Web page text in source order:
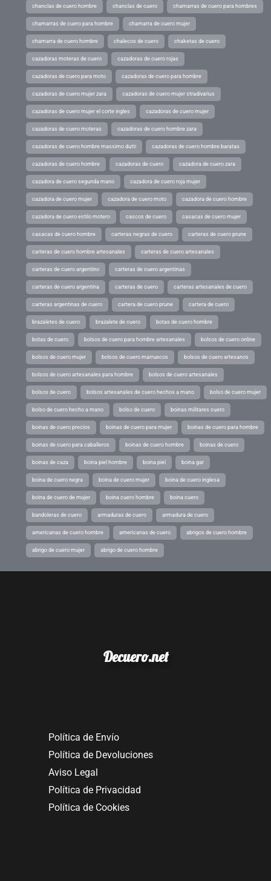
chanclas de cuero hombre chanclas de cuero chamarras de cuero para hombres
chamarras de cuero para hombre chamarra de cuero mujer
chamarra de cuero hombre chalecos de cuero chaketas de cuero
cazadoras moteras de cuero cazadoras de cuero rojas
cazadoras de cuero para moto cazadoras de cuero para hombre
cazadoras de cuero mujer zara cazadoras de cuero mujer stradivarius
cazadoras de cuero mujer el corte ingles cazadoras de cuero mujer
cazadoras de cuero moteras cazadoras de cuero hombre zara
cazadoras de cuero hombre massimo dutti cazadoras de cuero hombre baratas
cazadoras de cuero hombre cazadoras de cuero cazadora de cuero zara
cazadora de cuero segunda mano cazadora de cuero roja mujer
cazadora de cuero mujer cazadora de cuero moto cazadora de cuero hombre
cazadora de cuero estilo motero cascos de cuero casacas de cuero mujer
casacas de cuero hombre carteras negras de cuero carteras de cuero prune
carteras de cuero hombre artesanales carteras de cuero artesanales
carteras de cuero argentino carteras de cuero argentinas
carteras de cuero argentina carteras de cuero carteras artesanales de cuero
carteras argentinas de cuero cartera de cuero prune cartera de cuero
brazaletes de cuero brazalete de cuero botas de cuero hombre
botas de cuero bolsos de cuero para hombre artesanales bolsos de cuero online
bolsos de cuero mujer bolsos de cuero marruecos bolsos de cuero artesanos
bolsos de cuero artesanales para hombre bolsos de cuero artesanales
bolsos de cuero bolsos artesanales de cuero hechos a mano bolso de cuero mujer
bolso de cuero hecho a mano bolso de cuero boinas militares cuero
boinas de cuero precios boinas de cuero para mujer boinas de cuero para hombre
boinas de cuero para caballeros boinas de cuero hombre boinas de cuero
boinas de caza boina piel hombre boina piel boina gar
boina de cuero negra boina de cuero mujer boina de cuero inglesa
boina de cuero de mujer boina cuero hombre boina cuero
bandoleras de cuero armaduras de cuero armadura de cuero
americanas de cuero hombre americanas de cuero abrigos de cuero hombre
abrigo de cuero mujer abrigo de cuero hombre
Decuero.net
Política de Envío
Política de Devoluciones
Aviso Legal
Política de Privacidad
Política de Cookies